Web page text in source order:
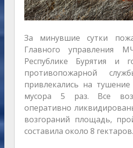
За минувшие сутки
Главного управления
Республике Бурятия и
противопожарной
привлекались на
мусора 5 раз. Все
оперативно
возгораний площадь,
составила около 8 гектаров.